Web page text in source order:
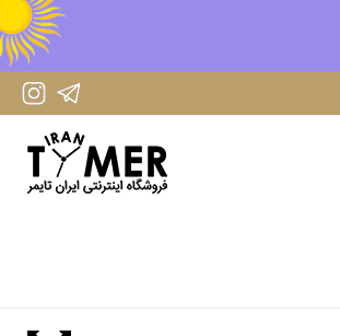
IranTimer Instagram Page